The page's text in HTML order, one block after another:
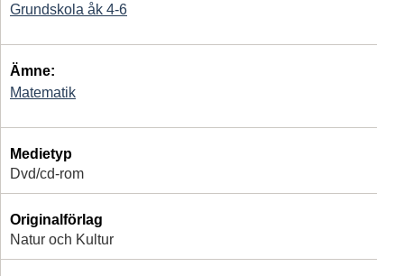
Grundskola åk 4-6
Ämne:
Matematik
Medietyp
Dvd/cd-rom
Originalförlag
Natur och Kultur